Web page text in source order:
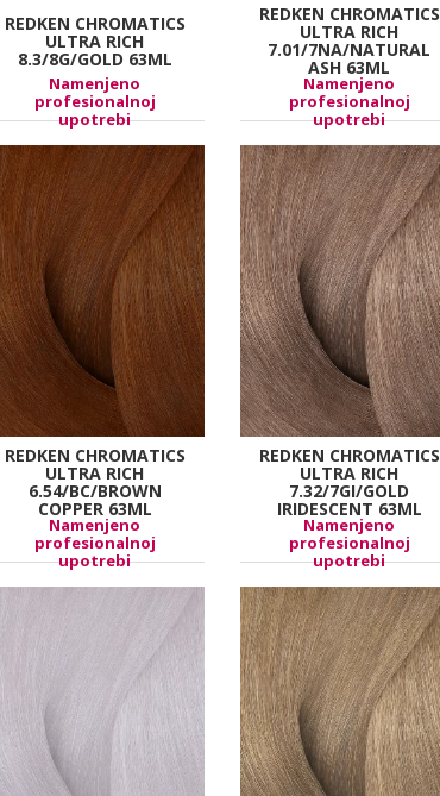
REDKEN CHROMATICS
ULTRA RICH
8.3/8G/GOLD 63ML
Namenjeno
profesionalnoj
upotrebi
REDKEN CHROMATICS
ULTRA RICH
7.01/7NA/NATURAL
ASH 63ML
Namenjeno
profesionalnoj
upotrebi
REDKEN CHROMATICS
ULTRA RICH
6.54/BC/BROWN
COPPER 63ML
Namenjeno
profesionalnoj
upotrebi
REDKEN CHROMATICS
ULTRA RICH
7.32/7GI/GOLD
IRIDESCENT 63ML
Namenjeno
profesionalnoj
upotrebi